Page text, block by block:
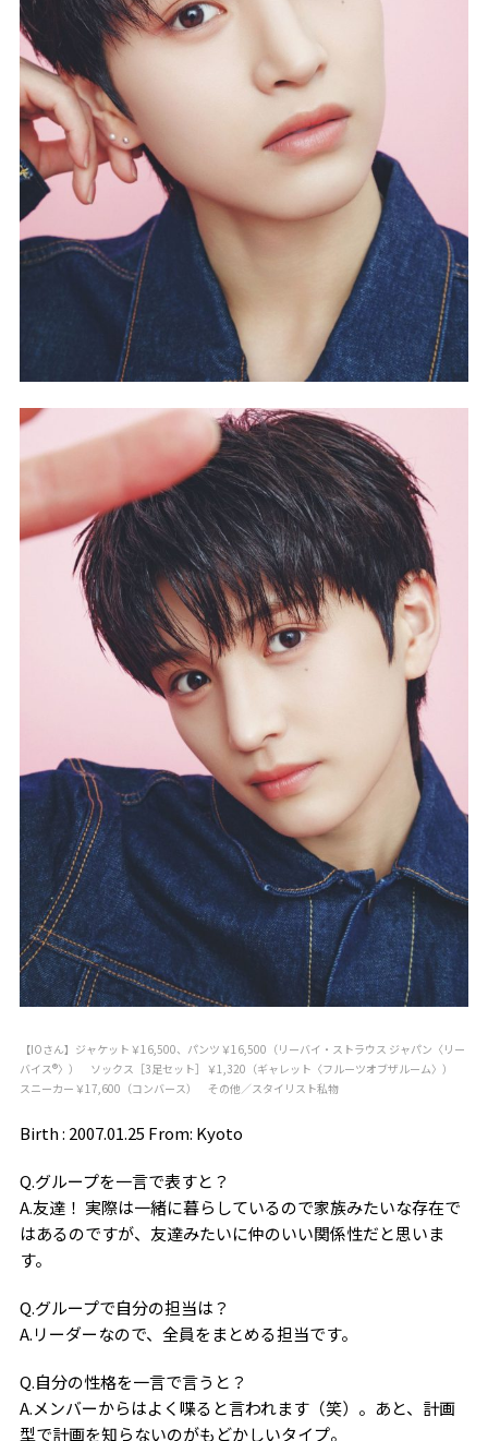
【IOさん】ジャケット￥16,500、パンツ￥16,500（リーバイ・ストラウス ジャパン〈リー
バイス®〉） ソックス［3足セット］￥1,320（ギャレット〈フルーツオブザルーム〉）
スニーカー￥17,600（コンバース） その他／スタイリスト私物
Birth : 2007.01.25 From: Kyoto
Q.グループを一言で表すと？
A.友達！ 実際は一緒に暮らしているので家族みたいな存在で
はあるのですが、友達みたいに仲のいい関係性だと思いま
す。
Q.グループで自分の担当は？
A.リーダーなので、全員をまとめる担当です。
Q.自分の性格を一言で言うと？
A.メンバーからはよく喋ると言われます（笑）。あと、計画
型で計画を知らないのがもどかしいタイプ。